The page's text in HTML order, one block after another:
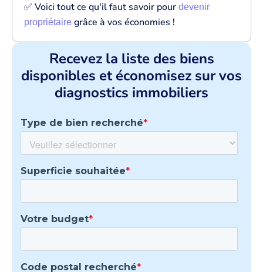
✅ Voici tout ce qu'il faut savoir pour devenir
propriétaire grâce à vos économies !
Recevez la liste des biens
disponibles et économisez sur vos
diagnostics immobiliers